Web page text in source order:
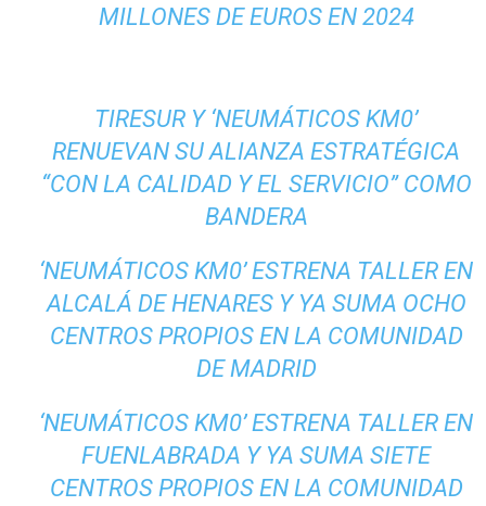
MILLONES DE EUROS EN 2024
TIRESUR Y ‘NEUMÁTICOS KM0’
RENUEVAN SU ALIANZA ESTRATÉGICA
“CON LA CALIDAD Y EL SERVICIO” COMO
BANDERA
‘NEUMÁTICOS KM0’ ESTRENA TALLER EN
ALCALÁ DE HENARES Y YA SUMA OCHO
CENTROS PROPIOS EN LA COMUNIDAD
DE MADRID
‘NEUMÁTICOS KM0’ ESTRENA TALLER EN
FUENLABRADA Y YA SUMA SIETE
CENTROS PROPIOS EN LA COMUNIDAD